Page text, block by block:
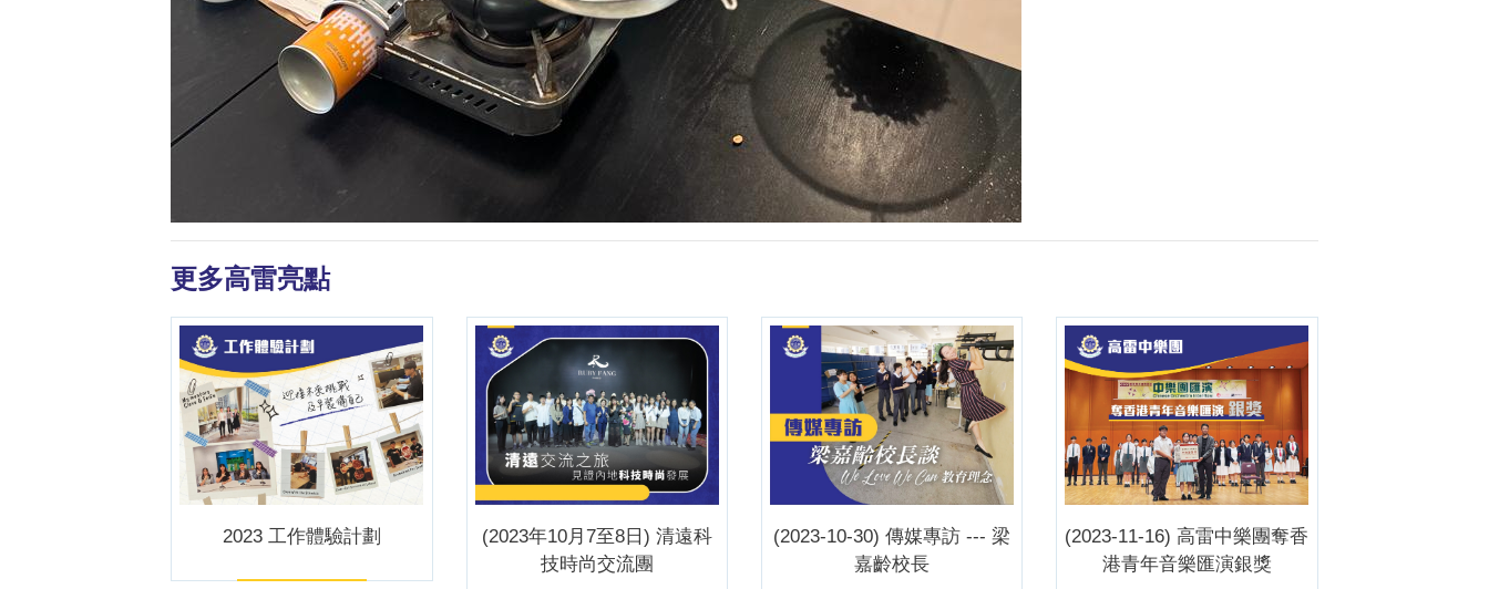
更多高雷亮點
2023 工作體驗計劃
(2023年10月7至8日) 清遠科
技時尚交流團
(2023-10-30) 傳媒專訪 --- 梁
嘉齡校長
(2023-11-16) 高雷中樂團奪香
港青年音樂匯演銀獎